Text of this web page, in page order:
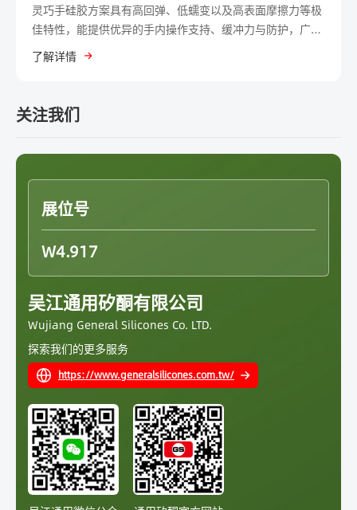
灵巧手硅胶方案具有高回弹、低蠕变以及高表面摩擦力等极
佳特性，能提供优异的手内操作支持、缓冲力与防护，广泛
应用于智能机器人、工业自动化及仿生科技等尖端领域。吴
江通用矽酮能依据客户需求，提供从结构贴合到外层防护的
了解详情
关注我们
展位号
W4.917
吴江通用矽酮有限公司
Wujiang General Silicones Co. LTD.
探索我们的更多服务
https://www.generalsilicones.com.tw/